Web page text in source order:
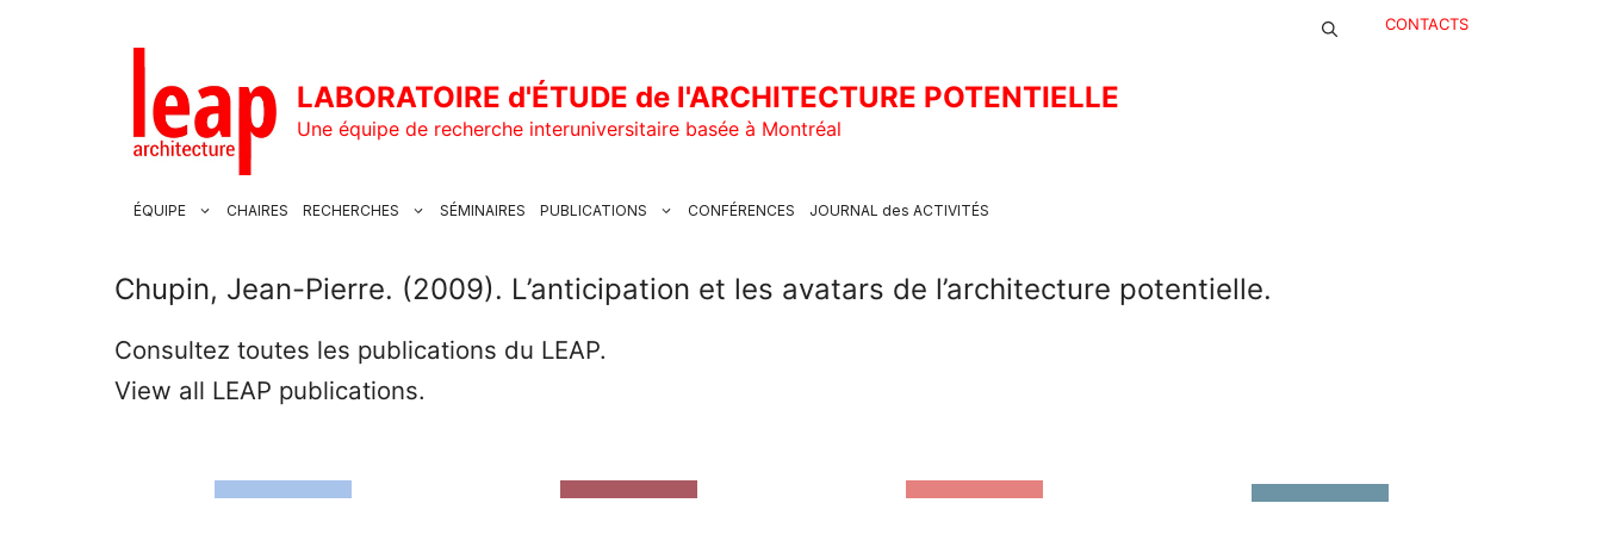
CONTACTS
LABORATOIRE d'ÉTUDE de l'ARCHITECTURE POTENTIELLE
Une équipe de recherche interuniversitaire basée à Montréal
ÉQUIPE CHAIRES RECHERCHES SÉMINAIRES PUBLICATIONS CONFÉRENCES JOURNAL des ACTIVITÉS
Chupin, Jean-Pierre. (2009). L’anticipation et les avatars de l’architecture potentielle.
Consultez toutes les publications du LEAP.
View all LEAP publications.